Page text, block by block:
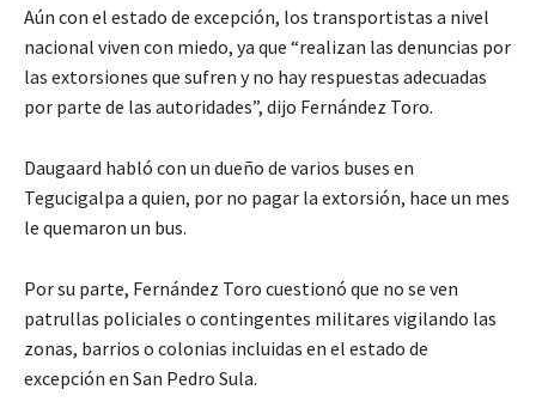
Aún con el estado de excepción, los transportistas a nivel
nacional viven con miedo, ya que “realizan las denuncias por
las extorsiones que sufren y no hay respuestas adecuadas
por parte de las autoridades”, dijo Fernández Toro.
Daugaard habló con un dueño de varios buses en
Tegucigalpa a quien, por no pagar la extorsión, hace un mes
le quemaron un bus.
Por su parte, Fernández Toro cuestionó que no se ven
patrullas policiales o contingentes militares vigilando las
zonas, barrios o colonias incluidas en el estado de
excepción en San Pedro Sula.